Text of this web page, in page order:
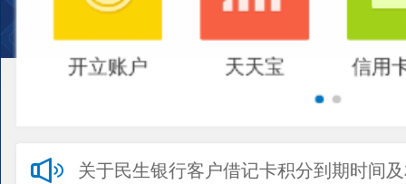
开立账户 天天宝 信用
关于民生银行客户借记卡积分到期时间